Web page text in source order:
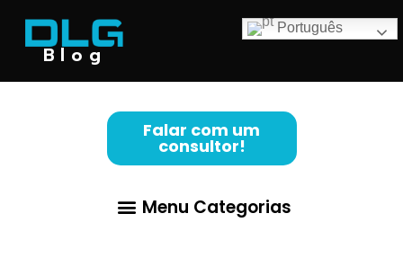
Blog
Português
Falar com um
consultor!
Menu Categorias